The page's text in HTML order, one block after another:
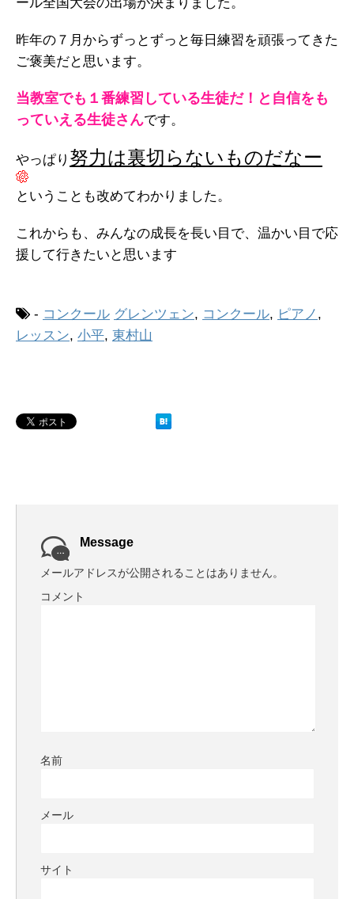
昨年の７月からずっとずっと毎日練習を頑張ってきた
ご褒美だと思います。
当教室でも１番練習している生徒だ！と自信をも
っていえる生徒さんです。
やっぱり 努力は裏切らないものだなー
ということも改めてわかりました。
これからも、みんなの成長を長い目で、温かい目で応
援して行きたいと思います
- コンクール グレンツェン, コンクール, ピアノ ,
レッスン, 小平, 東村山
Message
メールアドレスが公開されることはありません。
コメント
名前
メール
サイト